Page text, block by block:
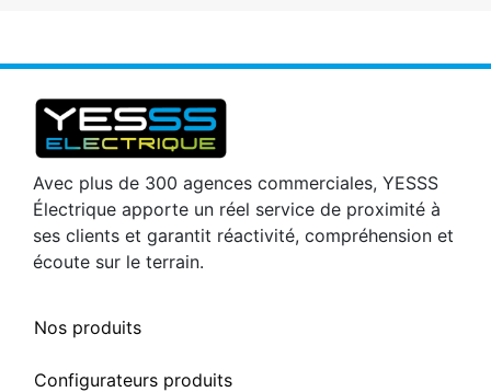
Avec plus de 300 agences commerciales, YESSS
Électrique apporte un réel service de proximité à
ses clients et garantit réactivité, compréhension et
écoute sur le terrain.
Nos produits
Configurateurs produits